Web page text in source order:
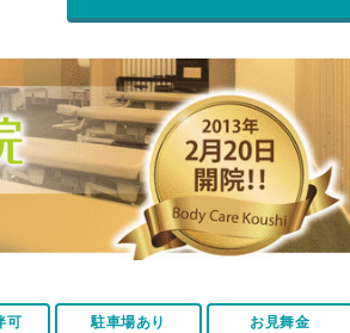
可 駐車場あり お見舞金